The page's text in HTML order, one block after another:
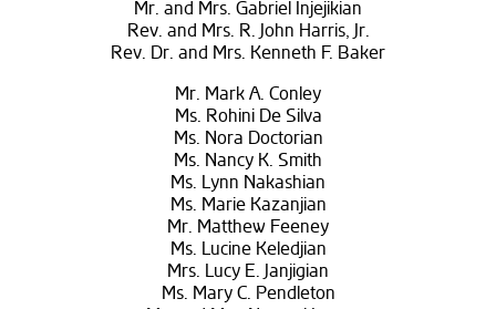
Mr. and Mrs. Gabriel Injejikian
Rev. and Mrs. R. John Harris, Jr.
Rev. Dr. and Mrs. Kenneth F. Baker
Mr. Mark A. Conley
Ms. Rohini De Silva
Ms. Nora Doctorian
Ms. Nancy K. Smith
Ms. Lynn Nakashian
Ms. Marie Kazanjian
Mr. Matthew Feeney
Ms. Lucine Keledjian
Mrs. Lucy E. Janjigian
Ms. Mary C. Pendleton